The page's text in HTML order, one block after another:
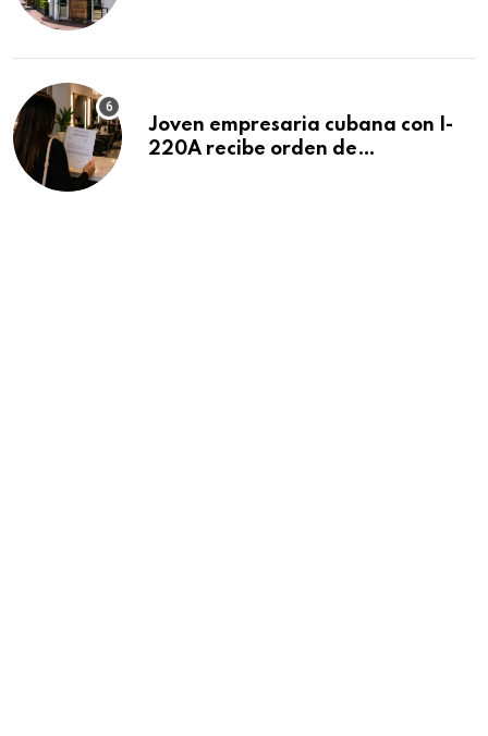
Joven empresaria cubana con I-
220A recibe orden de